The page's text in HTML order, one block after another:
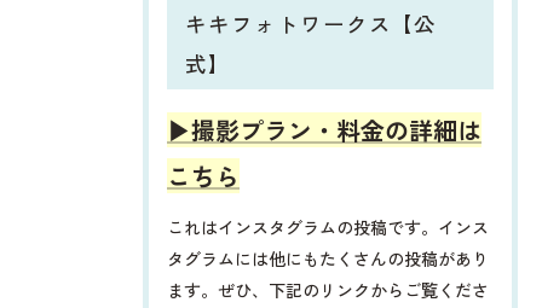
キキフォトワークス【公
式】
▶︎撮影プラン・料金の詳細は
こちら
これはインスタグラムの投稿です。インス
タグラムには他にもたくさんの投稿があり
ます。ぜひ、下記のリンクからご覧くださ